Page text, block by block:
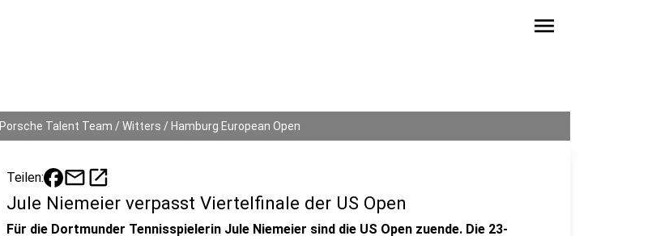
menu
Porsche Talent Team / Witters / Hamburg European Open
Teilen: mailopen_in_new
Jule Niemeier verpasst Viertelfinale der US Open
Für die Dortmunder Tennisspielerin Jule Niemeier sind die US Open zuende. Die 23-